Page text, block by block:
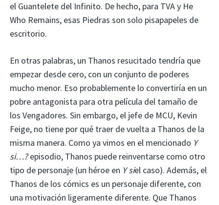
el Guantelete del Infinito. De hecho, para TVA y He
Who Remains, esas Piedras son solo pisapapeles de
escritorio.
En otras palabras, un Thanos resucitado tendría que
empezar desde cero, con un conjunto de poderes
mucho menor. Eso probablemente lo convertiría en un
pobre antagonista para otra película del tamaño de
los Vengadores. Sin embargo, el jefe de MCU, Kevin
Feige, no tiene por qué traer de vuelta a Thanos de la
misma manera. Como ya vimos en el mencionado Y
si…?episodio, Thanos puede reinventarse como otro
tipo de personaje (un héroe en Y siel caso). Además, el
Thanos de los cómics es un personaje diferente, con
una motivación ligeramente diferente. Que Thanos